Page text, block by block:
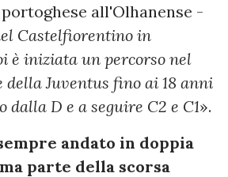
all'Olhanense -
Castelfiorentino in
è iniziata un percorso nel
della Juventus fino ai 18 anni
D e a seguire C2 e C1».
andato in doppia
parte della scorsa